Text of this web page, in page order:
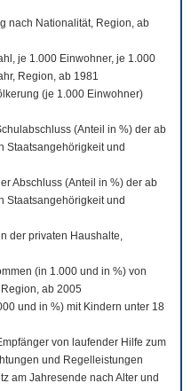
nach Nationalität, Region, ab
je 1.000 Einwohner, je 1.000
Region, ab 1981
(je 1.000 Einwohner)
(Anteil in %) der ab
Staatsangehörigkeit und
Abschluss (Anteil in %) der ab
Staatsangehörigkeit und
der privaten Haushalte,
(in 1.000 und in %) von
ab 2005
und in %) mit Kindern unter 18
von laufender Hilfe zum
und Regelleistungen
am Jahresende nach Alter und